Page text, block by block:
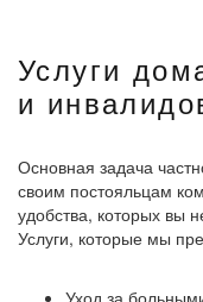
Услуги
и
Основная задача
своим постояльцам
удобства, которых вы
Услуги, которые мы